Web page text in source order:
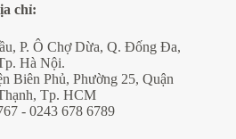
chỉ:
P. Ô Chợ Dừa, Q. Đống Đa,
Hà Nội.
Biên Phủ, Phường 25, Quận
Tp. HCM
- 0243 678 6789